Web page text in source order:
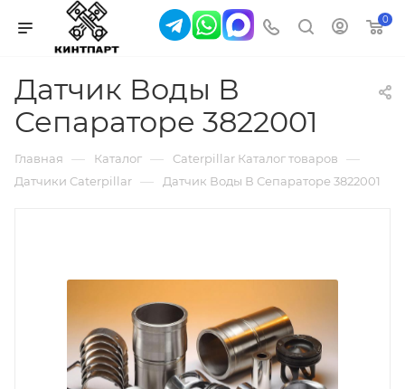
0
Датчик Воды В
Сепараторе 3822001
Главная — Каталог — Caterpillar Каталог товаров —
Датчики Caterpillar — Датчик Воды В Сепараторе 3822001